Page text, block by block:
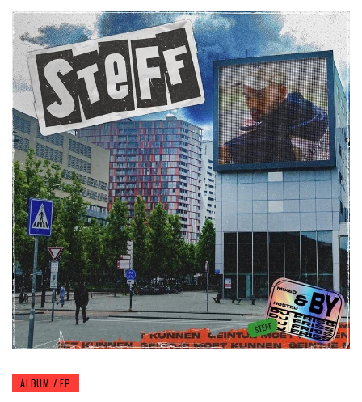
ALBUM / EP